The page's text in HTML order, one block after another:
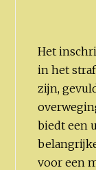
Het
in het
zijn,
biedt een
voor een